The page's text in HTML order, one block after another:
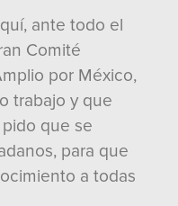
ante todo el
Comité
por México,
trabajo y que
que se
para que
a todas